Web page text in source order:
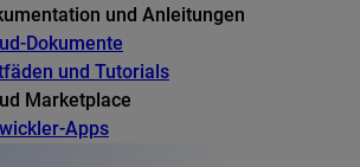
und Anleitungen
Dokumente
und Tutorials
Marketplace
Apps